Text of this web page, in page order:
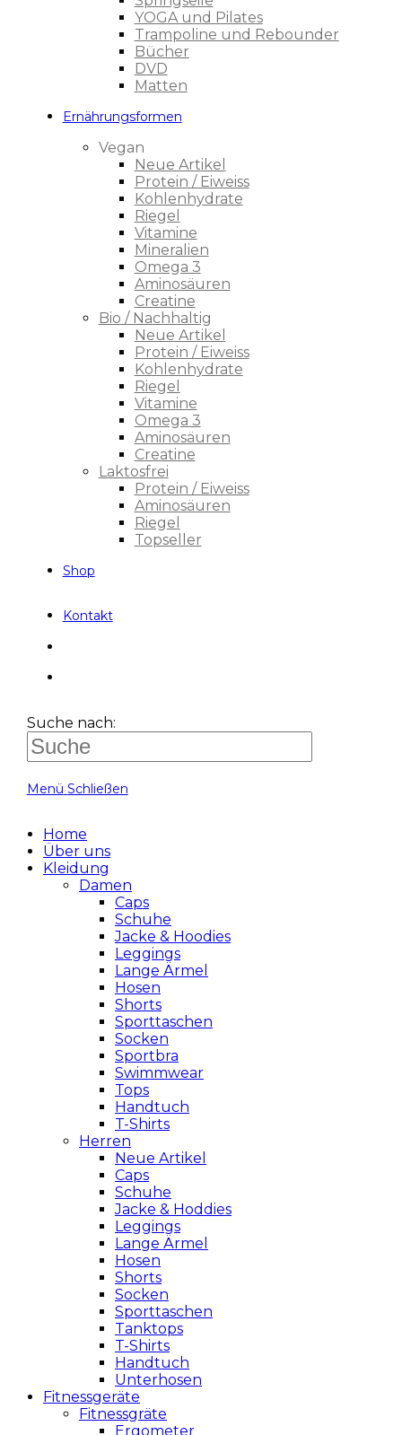
YOGA und Pilates
Trampoline und Rebounder
Bücher
DVD
Matten
Ernährungsformen
Vegan
Neue Artikel
Protein / Eiweiss
Kohlenhydrate
Riegel
Vitamine
Mineralien
Omega 3
Aminosäuren
Creatine
Bio / Nachhaltig
Neue Artikel
Protein / Eiweiss
Kohlenhydrate
Riegel
Vitamine
Omega 3
Aminosäuren
Creatine
Laktosfrei
Protein / Eiweiss
Aminosäuren
Riegel
Topseller
Shop
Kontakt
Suche nach:
Menü Schließen
Home
Über uns
Kleidung
Damen
Caps
Schuhe
Jacke & Hoodies
Leggings
Lange Ärmel
Hosen
Shorts
Sporttaschen
Socken
Sportbra
Swimmwear
Tops
Handtuch
T-Shirts
Herren
Neue Artikel
Caps
Schuhe
Jacke & Hoddies
Leggings
Lange Ärmel
Hosen
Shorts
Socken
Sporttaschen
Tanktops
T-Shirts
Handtuch
Unterhosen
Fitnessgeräte
Fitnessgräte
Ergometer